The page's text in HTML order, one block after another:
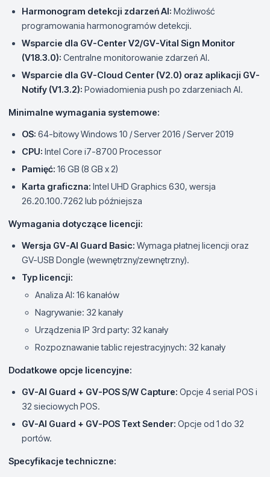
Harmonogram detekcji zdarzeń AI: Możliwość
programowania harmonogramów detekcji.
Wsparcie dla GV-Center V2/GV-Vital Sign Monitor
(V18.3.0): Centralne monitorowanie zdarzeń AI.
Wsparcie dla GV-Cloud Center (V2.0) oraz aplikacji GV-
Notify (V1.3.2): Powiadomienia push po zdarzeniach AI.
Minimalne wymagania systemowe:
OS: 64-bitowy Windows 10 / Server 2016 / Server 2019
CPU: Intel Core i7-8700 Processor
Pamięć: 16 GB (8 GB x 2)
Karta graficzna: Intel UHD Graphics 630, wersja
26.20.100.7262 lub późniejsza
Wymagania dotyczące licencji:
Wersja GV-AI Guard Basic: Wymaga płatnej licencji oraz
GV-USB Dongle (wewnętrzny/zewnętrzny).
Typ licencji:
Analiza AI: 16 kanałów
Nagrywanie: 32 kanały
Urządzenia IP 3rd party: 32 kanały
Rozpoznawanie tablic rejestracyjnych: 32 kanały
Dodatkowe opcje licencyjne:
GV-AI Guard + GV-POS S/W Capture: Opcje 4 serial POS i
32 sieciowych POS.
GV-AI Guard + GV-POS Text Sender: Opcje od 1 do 32
portów.
Specyfikacje techniczne: